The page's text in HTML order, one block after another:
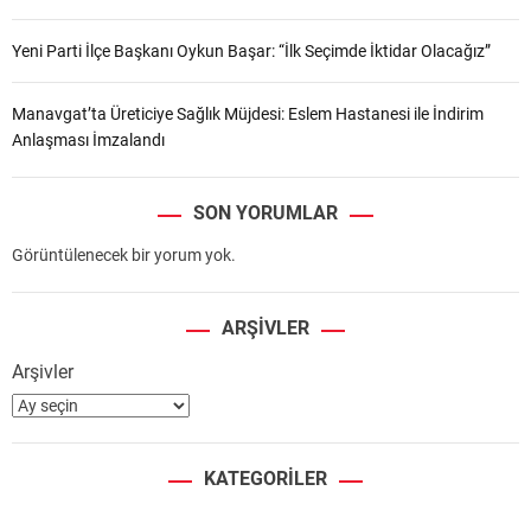
Yeni Parti İlçe Başkanı Oykun Başar: “İlk Seçimde İktidar Olacağız”
Manavgat’ta Üreticiye Sağlık Müjdesi: Eslem Hastanesi ile İndirim
Anlaşması İmzalandı
SON YORUMLAR
Görüntülenecek bir yorum yok.
ARŞIVLER
Arşivler
KATEGORILER